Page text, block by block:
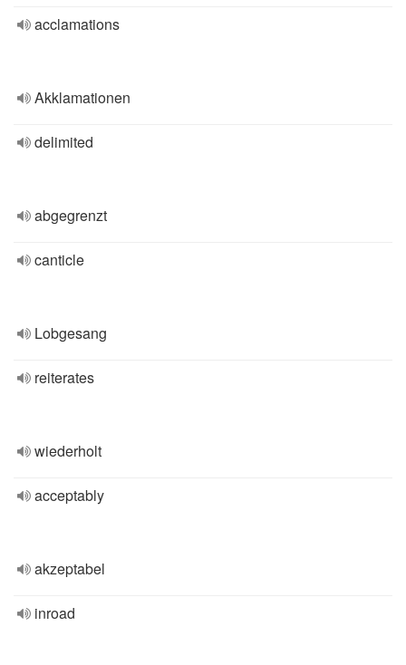
acclamations
Akklamationen
delimited
abgegrenzt
canticle
Lobgesang
reiterates
wiederholt
acceptably
akzeptabel
inroad